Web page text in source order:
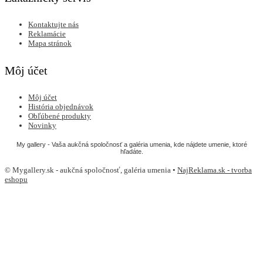
Kontaktujte nás
Reklamácie
Mapa stránok
Môj účet
Môj účet
História objednávok
Obľúbené produkty
Novinky
My gallery - Vaša aukčná spoločnosť a galéria umenia, kde nájdete umenie, ktoré
hľadáte.
© Mygallery.sk - aukčná spoločnosť, galéria umenia • NajReklama.sk - tvorba
eshopu